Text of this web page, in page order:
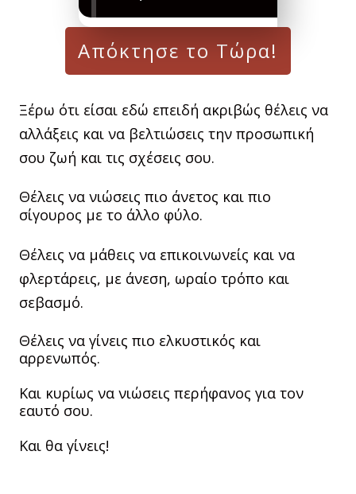
Ξέρω ότι είσαι εδώ επειδή ακριβώς θέλεις να
αλλάξεις και να βελτιώσεις την προσωπική
σου ζωή και τις σχέσεις σου.
Θέλεις να νιώσεις πιο άνετος και πιο
σίγουρος με το άλλο φύλο.
Θέλεις να μάθεις να επικοινωνείς και να
φλερτάρεις, με άνεση, ωραίο τρόπο και
σεβασμό.
Θέλεις να γίνεις πιο ελκυστικός και
αρρενωπός.
Και κυρίως να νιώσεις περήφανος για τον
εαυτό σου.
Και θα γίνεις!
Απόκτησε το Τώρα!